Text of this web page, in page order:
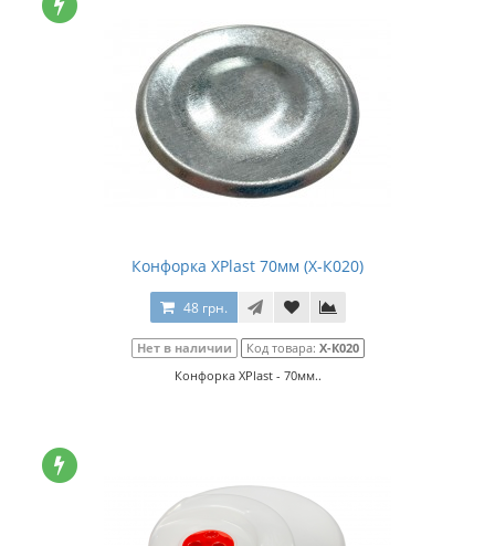
Конфорка XPlast 70мм (Х-К020)
48 грн.
Нет в наличии Код товара: Х-К020
Конфорка XPlast - 70мм..